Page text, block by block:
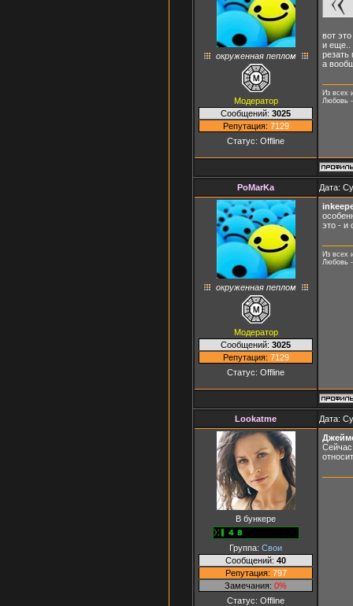
окруженная пеплом
Модератор
Сообщений: 3025
Репутация: 7129
Статус: Offline
вот
и еще..
резать
а
Из всех
Любовь
PoMarKa Дата:
окруженная пеплом
Модератор
Сообщений: 3025
Репутация: 7129
Статус: Offline
это - и
Из всех
Любовь
Lookatme Дата:
В бункере
Группа: Свои
Сообщений: 40
Репутация: 797
Замечания: 0%
Статус: Offline
Сейчас